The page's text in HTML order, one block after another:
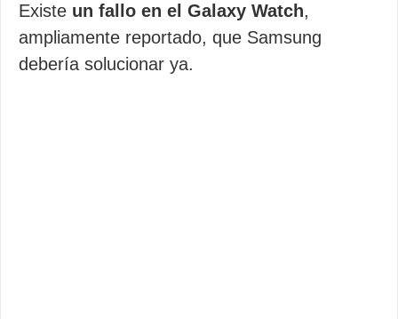
Existe un fallo en el Galaxy Watch,
ampliamente reportado, que Samsung
debería solucionar ya.